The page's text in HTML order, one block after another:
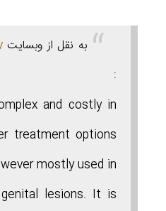
به نقل از وبسایت
:
and costly in
treatment options
mostly used in
lesions. It is